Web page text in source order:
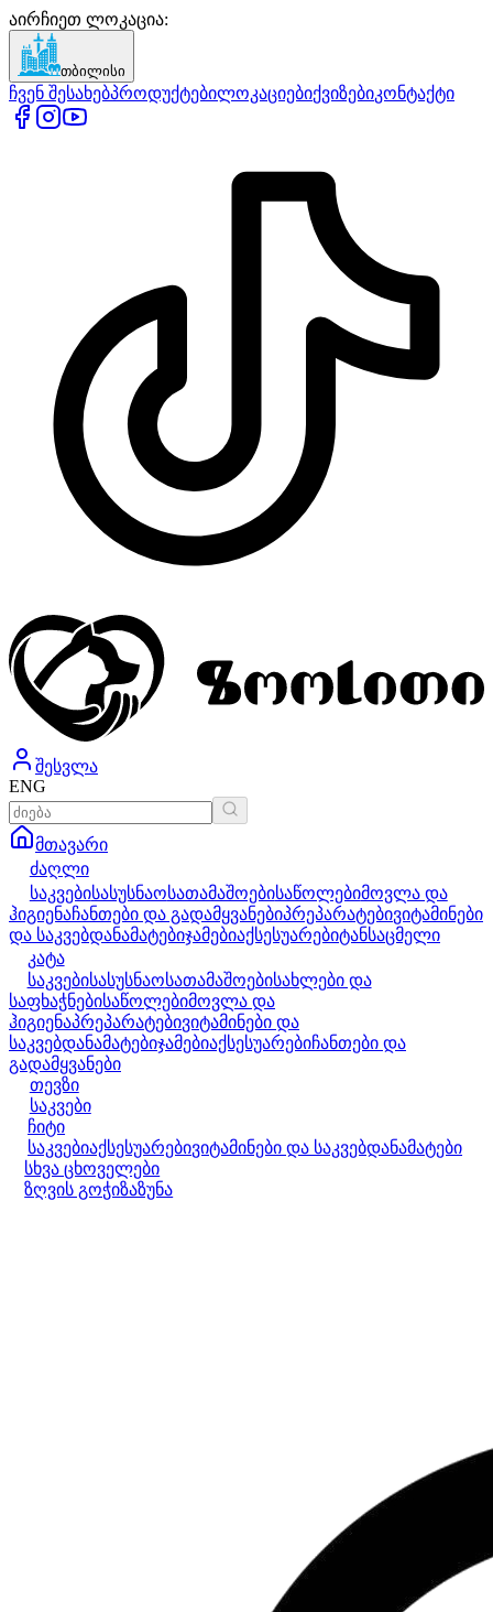
აირჩიეთ ლოკაცია:
თბილისი
ჩვენ შესახებპროდუქტებილოკაციებიქვიზებიკონტაქტი
შესვლა
ENG
მთავარი
ძაღლი
საკვებისასუსნაოსათამაშოებისაწოლებიმოვლა და
ჰიგიენაჩანთები და გადამყვანებიპრეპარატებივიტამინები
და საკვებდანამატებიჯამებიაქსესუარებიტანსაცმელი
კატა
საკვებისასუსნაოსათამაშოებისახლები და
საფხაჭნებისაწოლებიმოვლა და
ჰიგიენაპრეპარატებივიტამინები და
საკვებდანამატებიჯამებიაქსესუარებიჩანთები და
გადამყვანები
თევზი
საკვები
ჩიტი
საკვებიაქსესუარებივიტამინები და საკვებდანამატები
სხვა ცხოველები
ზღვის გოჭიზაზუნა